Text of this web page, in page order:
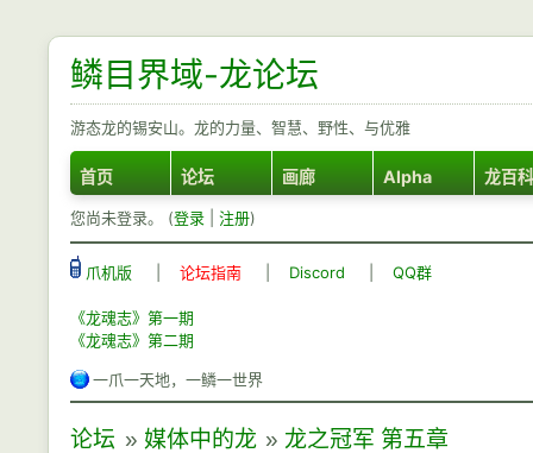
鳞目界域-龙论坛
游态龙的锡安山。龙的力量、智慧、野性、与优雅
首页 论坛 画廊 Alpha 龙百科
您尚未登录。 (登录 注册)
爪机版 论坛指南 Discord QQ群
《龙魂志》第一期
《龙魂志》第二期
一爪一天地，一鳞一世界
论坛 » 媒体中的龙 » 龙之冠军 第五章